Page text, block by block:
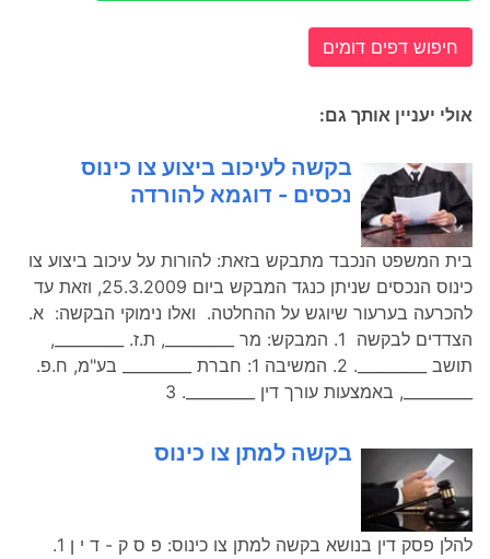
חיפוש דפים דומים
אולי יעניין אותך גם:
בקשה לעיכוב ביצוע צו כינוס
נכסים - דוגמא להורדה
בית המשפט הנכבד מתבקש בזאת: להורות על עיכוב ביצוע צו
כינוס הנכסים שניתן כנגד המבקש ביום 25.3.2009, וזאת עד
להכרעה בערעור שיוגש על ההחלטה. ואלו נימוקי הבקשה: א.
הצדדים לבקשה 1. המבקש: מר _________, ת.ז. _________,
תושב _________. 2. המשיבה 1: חברת _________ בע"מ, ח.פ.
_________, באמצעות עורך דין _________. 3
בקשה למתן צו כינוס
להלן פסק דין בנושא בקשה למתן צו כינוס: פ ס ק - ד י ן 1.